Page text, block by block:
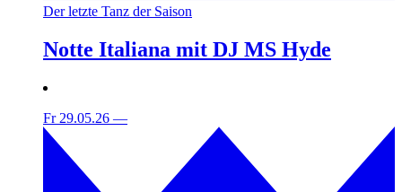
Der letzte Tanz der Saison
Notte Italiana mit DJ MS Hyde
Fr 29.05.26 —